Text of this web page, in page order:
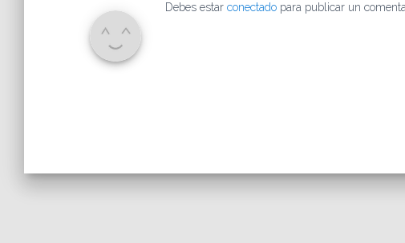
Debes estar conectado para publicar un